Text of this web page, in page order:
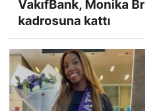
VakıfBank, Monika
kadrosuna kattı